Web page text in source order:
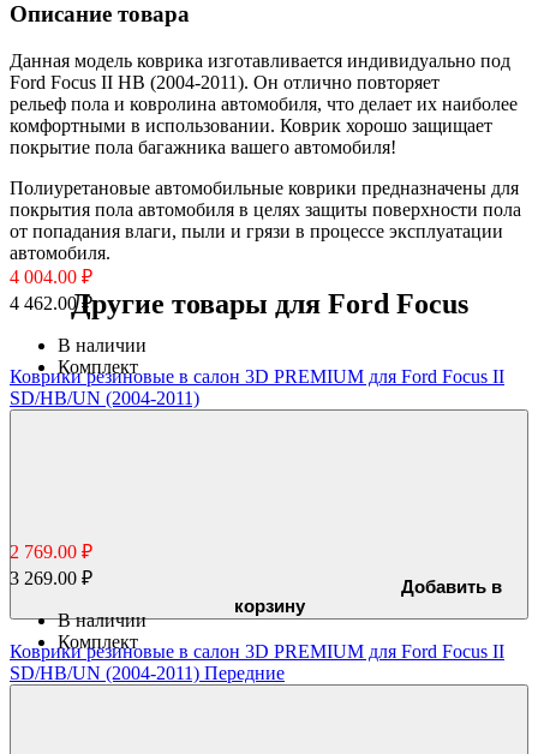
Описание товара
Данная модель коврика изготавливается индивидуально под
Ford Focus II HB (2004-2011). Он отлично повторяет
рельеф пола и ковролина автомобиля, что делает их наиболее
комфортными в использовании. Коврик хорошо защищает
покрытие пола багажника вашего автомобиля!
Полиуретановые автомобильные коврики предназначены для
покрытия пола автомобиля в целях защиты поверхности пола
от попадания влаги, пыли и грязи в процессе эксплуатации
автомобиля.
Другие товары для Ford Focus
Коврики резиновые в салон 3D PREMIUM для Ford Focus II
SD/HB/UN (2004-2011)
4 004.00 ₽
4 462.00 ₽
В наличии
Комплект
Добавить в
корзину
Коврики резиновые в салон 3D PREMIUM для Ford Focus II
SD/HB/UN (2004-2011) Передние
2 769.00 ₽
3 269.00 ₽
В наличии
Комплект